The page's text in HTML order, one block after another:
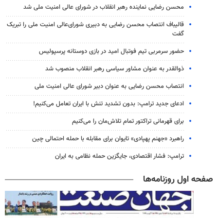
محسن رضایی نماینده رهبر انقلاب در شورای عالی امنیت ملی شد
قالیباف انتصاب محسن رضایی به دبیری شورای‌عالی امنیت ملی را تبریک
گفت
حضور سرمربی تیم فوتبال امید در بازی دوستانه پرسپولیس
ذوالقدر به عنوان مشاور سیاسی رهبر انقلاب منصوب شد
انتصاب محسن رضایی به عنوان دبیر شورای عالی امنیت ملی
ادعای جدید ترامپ: بدون تشدید تنش با ایران تعامل می‌کنیم!
برای قهرمانی تراکتور تمام تلاش‌مان را می‌کنیم
راهبرد «جهنم پهپادی» تایوان برای مقابله با حمله احتمالی چین
ترامپ: فشار اقتصادی، جایگزین حمله نظامی به ایران
صفحه اول روزنامه‌ها